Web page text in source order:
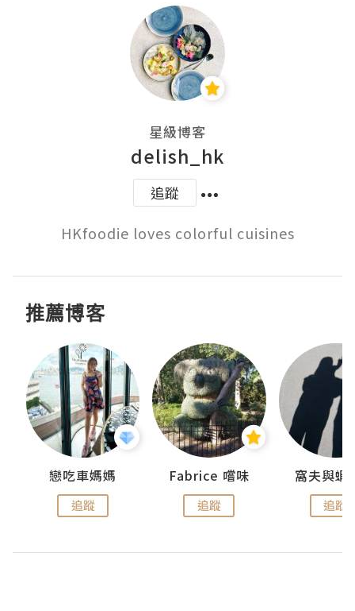
星級博客
delish_hk
追蹤
HKfoodie loves colorful cuisines
推薦博客
戀吃車媽媽
追蹤
Fabrice 嚐味
追蹤
窩夫與蝦
追蹤